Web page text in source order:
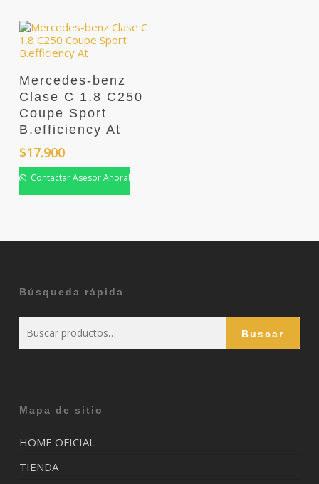
Mercedes-benz
Clase C 1.8 C250
Coupe Sport
B.efficiency At
$17.900
Contactar Asesor Ahora!
Búsqueda rápida
por:
Buscar
Mapa de sitio
HOME OFICIAL
TIENDA